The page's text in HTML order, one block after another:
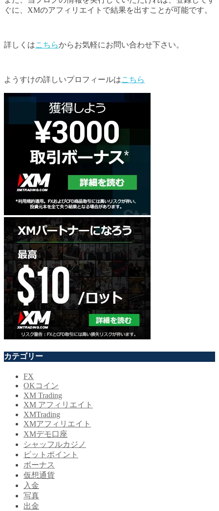
ぐに、XMのアフィリエイトで結果を出すことが可能です。
詳しくはこちらからお気軽にお問い合わせ下さい。
ようすけの詳しいプロフィールはこちら
カテゴリー
FX
OKコイン
XM Trading
XM アフィリエイト
XMTrading
XMアフィリエイト
XMデモ口座
シャッフルカジノ
ビットポイント
ボーナス
仮想通貨
入金
写真
出金